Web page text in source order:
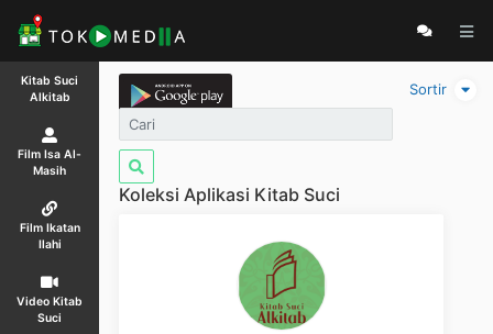
Kitab Suci
Alkitab
Film Isa Al-
Masih
Film Ikatan
Ilahi
Video Kitab
Suci
Sortir
Koleksi Aplikasi Kitab Suci